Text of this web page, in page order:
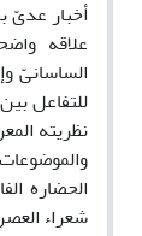
أخبار عدیّ
علاقه
الساسانیّ
للتفاعل
نظریته
الحضاره
شعراء